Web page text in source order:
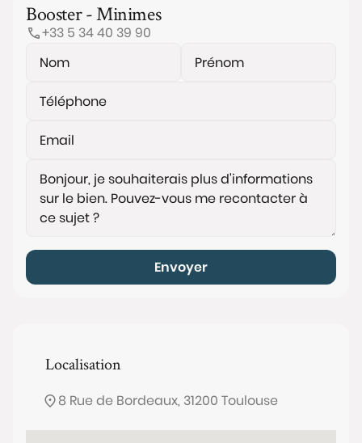
Booster - Minimes
+33 5 34 40 39 90
Envoyer
Localisation
8 Rue de Bordeaux, 31200 Toulouse